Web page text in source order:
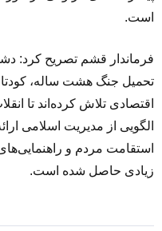
است.
تحمیل جنگ هشت ساله،
اقتصادی تلاش کرده‌اند تا
الگویی از مدیریت اسلامی
استقامت مردم و
زیادی حاصل شده است.